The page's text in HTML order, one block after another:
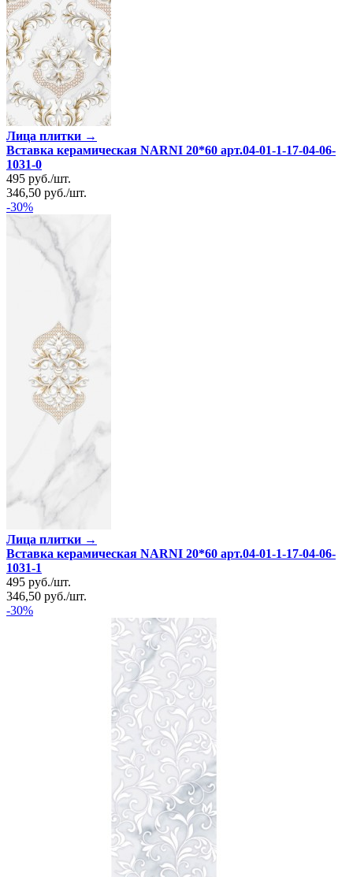
Лица плитки →
Вставка керамическая NARNI 20*60 арт.04-01-1-17-04-06-
1031-0
495 руб./шт.
346,50 руб./шт.
-30%
Лица плитки →
Вставка керамическая NARNI 20*60 арт.04-01-1-17-04-06-
1031-1
495 руб./шт.
346,50 руб./шт.
-30%